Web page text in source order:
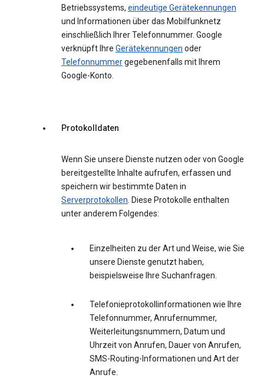
Betriebssystems, eindeutige Gerätekennungen
und Informationen über das Mobilfunknetz
einschließlich Ihrer Telefonnummer. Google
verknüpft Ihre Gerätekennungen oder
Telefonnummergegebenenfalls mit Ihrem
Google-Konto.
Protokolldaten
Wenn Sie unsere Dienste nutzen oder von Google
bereitgestellte Inhalte aufrufen, erfassen und
speichern wir bestimmte Daten in
Serverprotokollen. Diese Protokolle enthalten
unter anderem Folgendes:
Einzelheiten zu der Art und Weise, wie Sie
unsere Dienste genutzt haben,
beispielsweise Ihre Suchanfragen.
Telefonieprotokollinformationen wie Ihre
Telefonnummer, Anrufernummer,
Weiterleitungsnummern, Datum und
Uhrzeit von Anrufen, Dauer von Anrufen,
SMS-Routing-Informationen und Art der
Anrufe.